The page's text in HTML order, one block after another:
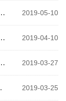
2019-05-10
2019-04-10
2019-03-27
2019-03-25